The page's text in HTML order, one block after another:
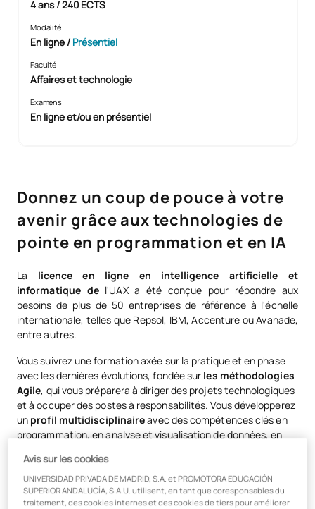
4 ans / 240 ECTS
Modalité
En ligne/ Présentiel
Faculté
Affaires et technologie
Examens
En ligne et/ou en présentiel
Donnez un coup de pouce à votre
avenir grâce aux technologies de
pointe en programmation et en IA
La licence en ligne en intelligence artificielle et
informatique de l'UAX a été conçue pour répondre aux
besoins de plus de 50 entreprises de référence à l'échelle
internationale, telles que Repsol, IBM, Accenture ou Avanade,
entre autres.
Vous suivrez une formation axée sur la pratique et en phase
avec les dernières évolutions, fondée sur les méthodologies
Agile, qui vous préparera à diriger des projets technologiques
et à occuper des postes à responsabilités. Vous développerez
un profil multidisciplinaireavec des compétences clés en
programmation, en analyse et visualisation de données, en
plus encore.
Le tout grâce à uneméthodologie 100 % en ligne et
flexible, qui s'adapte à votre rythme et à vos besoins
Avis sur les cookies
UNIVERSIDAD PRIVADA DE MADRID, S.A. et PROMOTORA EDUCACIÓN
SUPERIOR ANDALUCÍA, S.A.U. utilisent, en tant que coresponsables du
traitement, des cookies internes et des cookies de tiers pour améliorer